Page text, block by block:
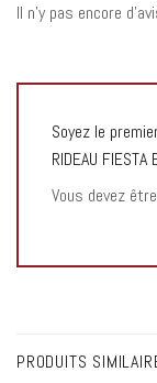
Il n’y pas encore
Soyez le
RIDEAU FIESTA
Vous devez être
PRODUITS